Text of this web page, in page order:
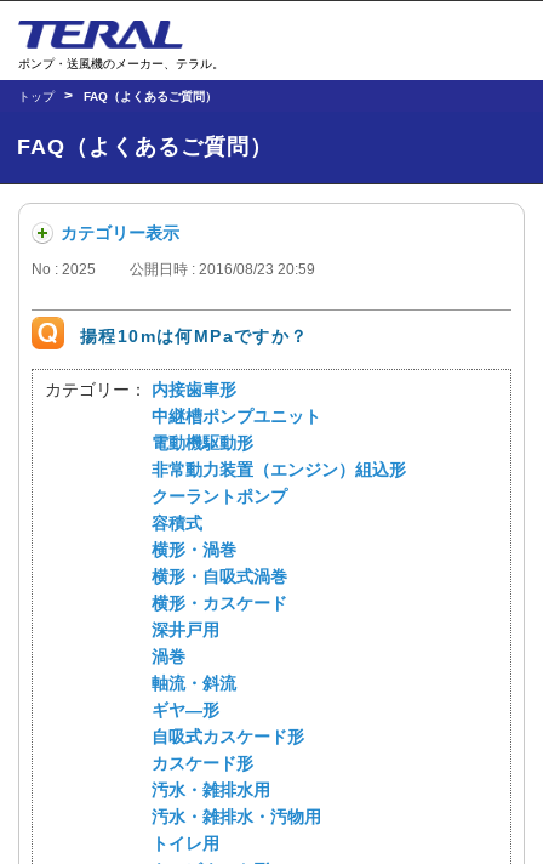
ポンプ・送風機のメーカー、テラル。
トップ FAQ（よくあるご質問）
FAQ（よくあるご質問）
カテゴリー表示
No : 2025 公開日時 : 2016/08/23 20:59
揚程10mは何MPaですか？
カテゴリー：
内接歯車形
中継槽ポンプユニット
電動機駆動形
非常動力装置（エンジン）組込形
クーラントポンプ
容積式
横形・渦巻
横形・自吸式渦巻
横形・カスケード
深井戸用
渦巻
軸流・斜流
ギヤ―形
自吸式カスケード形
カスケード形
汚水・雑排水用
汚水・雑排水・汚物用
トイレ用